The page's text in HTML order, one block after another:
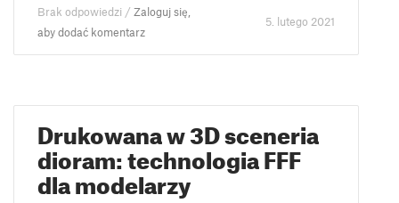
Brak odpowiedzi /Zaloguj się,
aby dodać komentarz
5. lutego 2021
Drukowana w 3D sceneria
dioram: technologia FFF
dla modelarzy